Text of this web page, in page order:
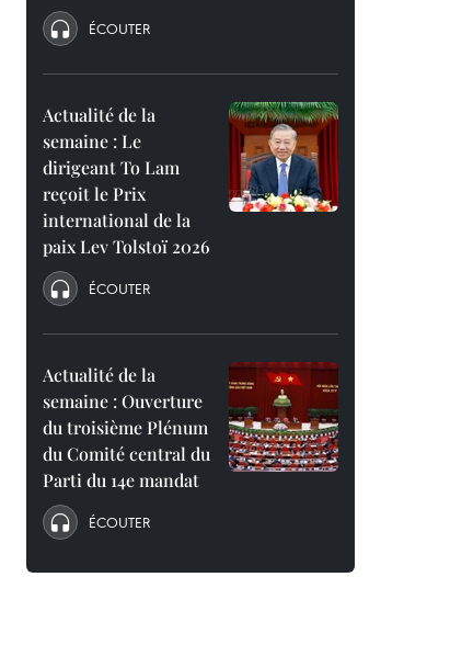
ÉCOUTER
Actualité de la
semaine : Le
dirigeant To Lam
reçoit le Prix
international de la
paix Lev Tolstoï 2026
ÉCOUTER
Actualité de la
semaine : Ouverture
du troisième Plénum
du Comité central du
Parti du 14e mandat
ÉCOUTER